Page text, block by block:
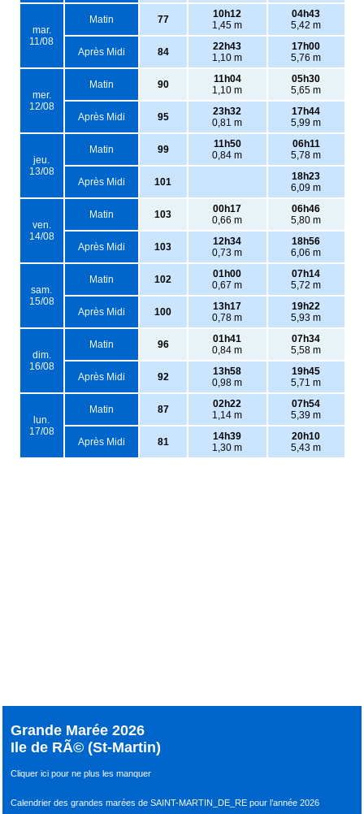
mar.
11/08
Matin 77
10h12
1,45 m
04h43
5,42 m
Après Midi 84
22h43
1,10 m
17h00
5,76 m
mer.
12/08
Matin 90
11h04
1,10 m
05h30
5,65 m
Après Midi 95
23h32
0,81 m
17h44
5,99 m
jeu.
13/08
Matin 99
11h50
0,84 m
06h11
5,78 m
Après Midi 101
18h23
6,09 m
ven.
14/08
Matin 103
00h17
0,66 m
06h46
5,80 m
Après Midi 103
12h34
0,73 m
18h56
6,06 m
sam.
15/08
Matin 102
01h00
0,67 m
07h14
5,72 m
Après Midi 100
13h17
0,78 m
19h22
5,93 m
dim.
16/08
Matin 96
01h41
0,84 m
07h34
5,58 m
Après Midi 92
13h58
0,98 m
19h45
5,71 m
lun.
17/08
Matin 87
02h22
1,14 m
07h54
5,39 m
Après Midi 81
14h39
1,30 m
20h10
5,43 m
Grande Marée 2026
Ile de RÃ© (St-Martin)
Cliquer ici pour ne plus les manquer
Calendrier des grandes marées de SAINT-MARTIN_DE_RE pour l’année 2026